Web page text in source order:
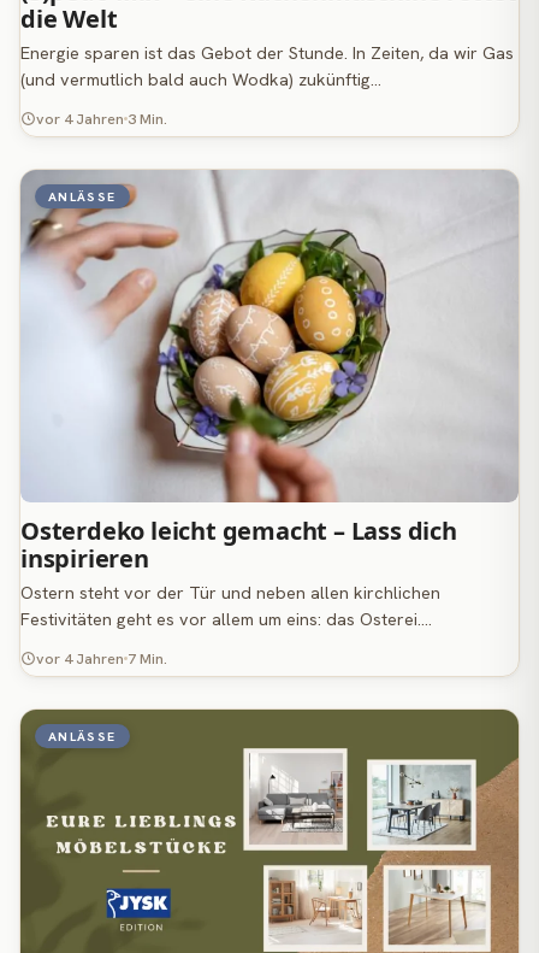
die Welt
Energie sparen ist das Gebot der Stunde. In Zeiten, da wir Gas
(und vermutlich bald auch Wodka) zukünftig…
vor 4 Jahren 3 Min.
ANLÄSSE
Osterdeko leicht gemacht – Lass dich
inspirieren
Ostern steht vor der Tür und neben allen kirchlichen
Festivitäten geht es vor allem um eins: das Osterei.…
vor 4 Jahren 7 Min.
ANLÄSSE